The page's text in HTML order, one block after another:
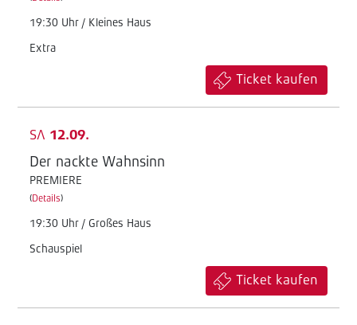
19:30 Uhr / Kleines Haus
Extra
Ticket kaufen
SA 12.09.
Der nackte Wahnsinn
PREMIERE
(Details)
19:30 Uhr / Großes Haus
Schauspiel
Ticket kaufen